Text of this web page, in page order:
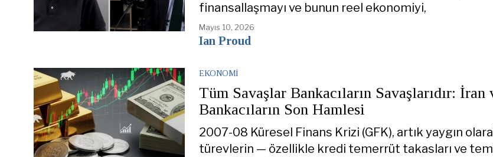
finansallaşmayı ve bunun reel ekonomiyi,
Mayıs 10, 2026
Ian Proud
EKONOMI
Tüm Savaşlar Bankacıların Savaşlarıdır: İran
Bankacıların Son Hamlesi
2007-08 Küresel Finans Krizi (GFK), artık yaygın
türevlerin — özellikle kredi temerrüt takasları ve